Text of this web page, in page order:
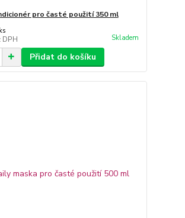
pro časté použití 350 ml
DPH Skladem
Přidat do košíku